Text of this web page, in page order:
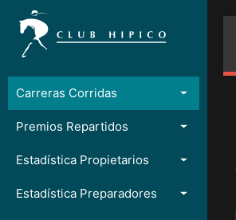
Carreras Corridas
Premios Repartidos
Estadística Propietarios
Estadística Preparadores